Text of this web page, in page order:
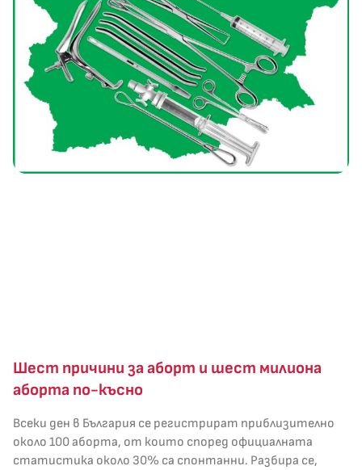
Шест причини за аборт и шест милиона
аборта по-късно
Всеки ден в България се регистрират приблизително
около 100 аборта, от които според официалната
статистика около 30% са спонтанни. Разбира се,